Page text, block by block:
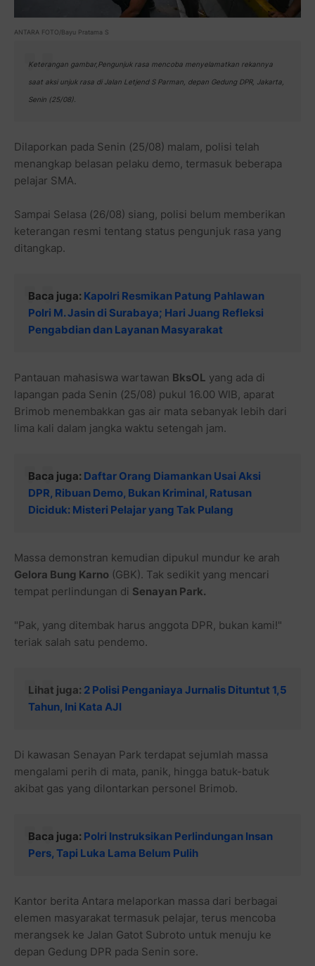
ANTARA FOTO/Bayu Pratama S
Keterangan gambar,Pengunjuk rasa mencoba menyelamatkan rekannya
saat aksi unjuk rasa di Jalan Letjend S Parman, depan Gedung DPR, Jakarta,
Senin (25/08).
Dilaporkan pada Senin (25/08) malam, polisi telah
menangkap belasan pelaku demo, termasuk beberapa
pelajar SMA.
Sampai Selasa (26/08) siang, polisi belum memberikan
keterangan resmi tentang status pengunjuk rasa yang
ditangkap.
Baca juga: Kapolri Resmikan Patung Pahlawan
Polri M. Jasin di Surabaya; Hari Juang Refleksi
Pengabdian dan Layanan Masyarakat
Pantauan mahasiswa wartawan BksOL yang ada di
lapangan pada Senin (25/08) pukul 16.00 WIB, aparat
Brimob menembakkan gas air mata sebanyak lebih dari
lima kali dalam jangka waktu setengah jam.
Baca juga: Daftar Orang Diamankan Usai Aksi
DPR, Ribuan Demo, Bukan Kriminal, Ratusan
Diciduk: Misteri Pelajar yang Tak Pulang
Massa demonstran kemudian dipukul mundur ke arah
Gelora Bung Karno (GBK). Tak sedikit yang mencari
tempat perlindungan di Senayan Park.
"Pak, yang ditembak harus anggota DPR, bukan kami!"
teriak salah satu pendemo.
Lihat juga: 2 Polisi Penganiaya Jurnalis Dituntut 1,5
Tahun, Ini Kata AJI
Di kawasan Senayan Park terdapat sejumlah massa
mengalami perih di mata, panik, hingga batuk-batuk
akibat gas yang dilontarkan personel Brimob.
Baca juga: Polri Instruksikan Perlindungan Insan
Pers, Tapi Luka Lama Belum Pulih
Kantor berita Antara melaporkan massa dari berbagai
elemen masyarakat termasuk pelajar, terus mencoba
merangsek ke Jalan Gatot Subroto untuk menuju ke
depan Gedung DPR pada Senin sore.